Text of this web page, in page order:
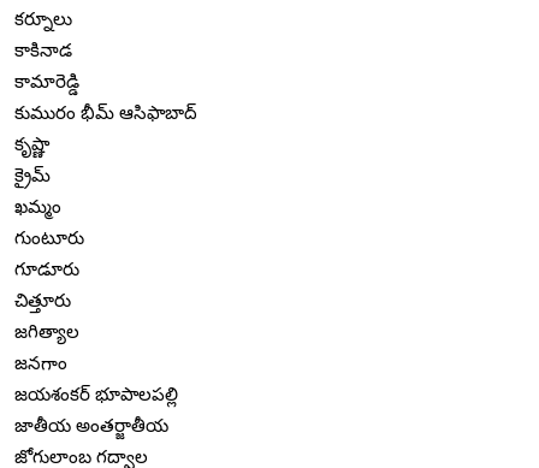
కర్నూలు
కాకినాడ
కామారెడ్డి
కుమురం భీమ్ ఆసిఫాబాద్
కృష్ణా
క్రైమ్
ఖమ్మం
గుంటూరు
గూడూరు
చిత్తూరు
జగిత్యాల
జనగాం
జయశంకర్ భూపాలపల్లి
జాతీయ అంతర్జాతీయ
జోగులాంబ గద్వాల